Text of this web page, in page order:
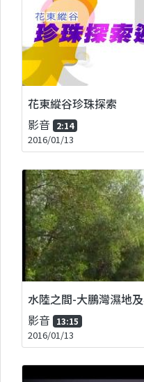
花東縱谷珍珠探索
影音 2:14
2016/01/13
水陸之間-大鵬灣濕地
影音 13:15
2016/01/13